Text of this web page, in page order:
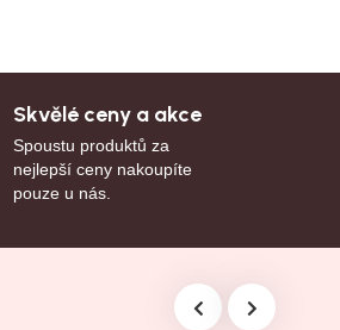
Skvělé ceny a akce
Spoustu produktů za
nejlepší ceny nakoupíte
pouze u nás.